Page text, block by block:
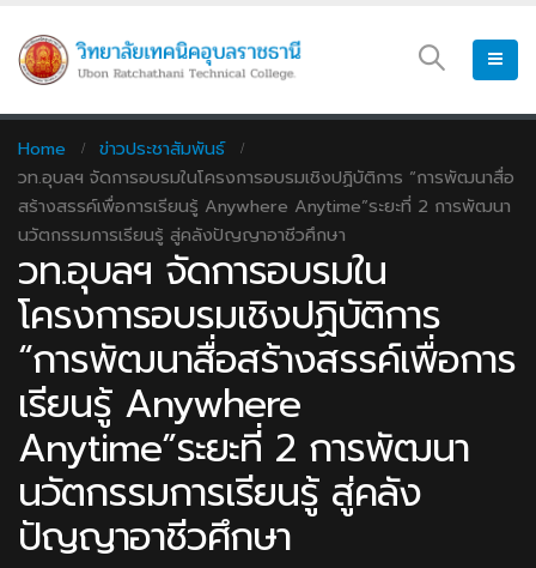
Home
ข่าวประชาสัมพันธ์
วท.อุบลฯ จัดการอบรมในโครงการอบรมเชิงปฏิบัติการ “การพัฒนาสื่อ
สร้างสรรค์เพื่อการเรียนรู้ Anywhere Anytime”ระยะที่ 2 การพัฒนา
นวัตกรรมการเรียนรู้ สู่คลังปัญญาอาชีวศึกษา
วท.อุบลฯ จัดการอบรมใน
โครงการอบรมเชิงปฏิบัติการ
“การพัฒนาสื่อสร้างสรรค์เพื่อการ
เรียนรู้ Anywhere
Anytime”ระยะที่ 2 การพัฒนา
นวัตกรรมการเรียนรู้ สู่คลัง
ปัญญาอาชีวศึกษา